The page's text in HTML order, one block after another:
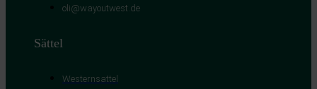
oli@wayoutwest.de
Sättel
Westernsattel